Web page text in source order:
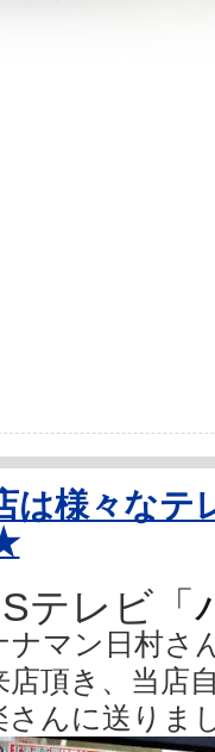
は様々なテ
テレビ「
ナマン日村さ
店頂き、当店
さんに送りま